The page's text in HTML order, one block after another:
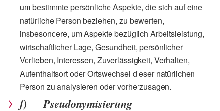
um bestimmte persönliche Aspekte, die sich auf eine
natürliche Person beziehen, zu bewerten,
insbesondere, um Aspekte bezüglich Arbeitsleistung,
wirtschaftlicher Lage, Gesundheit, persönlicher
Vorlieben, Interessen, Zuverlässigkeit, Verhalten,
Aufenthaltsort oder Ortswechsel dieser natürlichen
Person zu analysieren oder vorherzusagen.
f) Pseudonymisierung